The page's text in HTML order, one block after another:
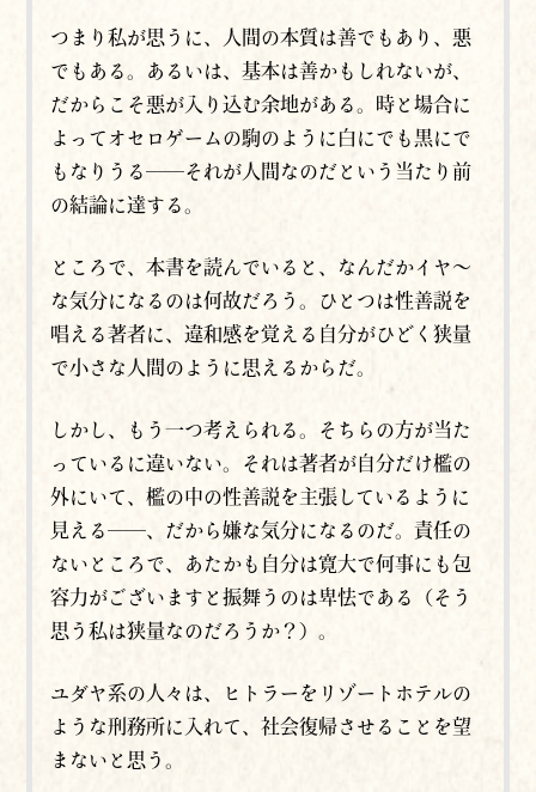
つまり私が思うに、人間の本質は善でもあり、悪
でもある。あるいは、基本は善かもしれないが、
だからこそ悪が入り込む余地がある。時と場合に
よってオセロゲームの駒のように白にでも黒にで
もなりうる──それが人間なのだという当たり前
の結論に達する。
ところで、本書を読んでいると、なんだかイヤ～
な気分になるのは何故だろう。ひとつは性善説を
唱える著者に、違和感を覚える自分がひどく狭量
で小さな人間のように思えるからだ。
しかし、もう一つ考えられる。そちらの方が当た
っているに違いない。それは著者が自分だけ檻の
外にいて、檻の中の性善説を主張しているように
見える──、だから嫌な気分になるのだ。責任の
ないところで、あたかも自分は寛大で何事にも包
容力がございますと振舞うのは卑怯である（そう
思う私は狭量なのだろうか？）。
ユダヤ系の人々は、ヒトラーをリゾートホテルの
ような刑務所に入れて、社会復帰させることを望
まないと思う。